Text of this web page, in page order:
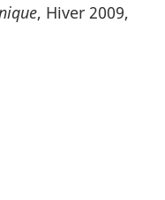
, Hiver 2009,